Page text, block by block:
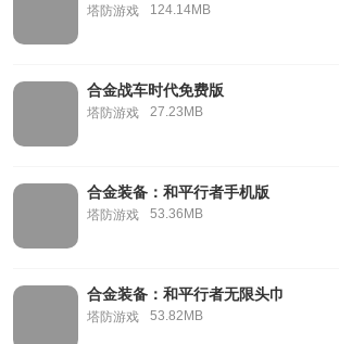
塔防游戏 124.14MB
合金战车时代免费版
塔防游戏 27.23MB
合金装备：和平行者手机版
塔防游戏 53.36MB
合金装备：和平行者无限头巾
塔防游戏 53.82MB